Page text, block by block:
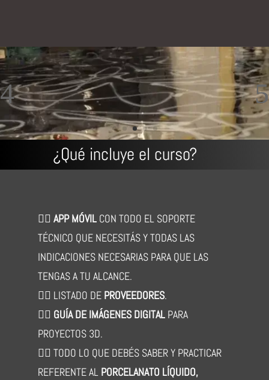
¿Qué incluye el curso?
👉🏻 APP MÓVILCON TODO EL SOPORTE
TÉCNICO QUE NECESITÁS Y TODAS LAS
INDICACIONES NECESARIAS PARA QUE LAS
TENGAS A TU ALCANCE.
👉🏻 LISTADO DE PROVEEDORES.
👉🏻 GUÍA DE IMÁGENES DIGITALPARA
PROYECTOS 3D.
👉🏻 TODO LO QUE DEBÉS SABER Y PRACTICAR
REFERENTE AL PORCELANATO LÍQUIDO,